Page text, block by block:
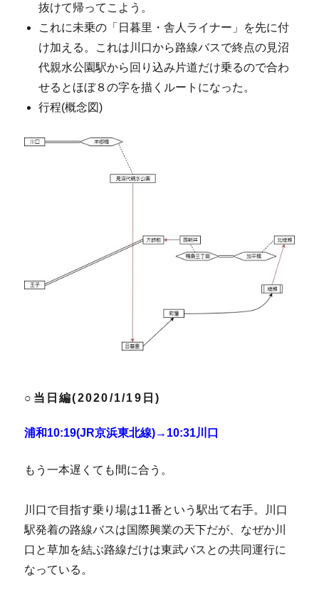
抜けて帰ってこよう。
これに未乗の「日暮里・舎人ライナー」を先に付
け加える。これは川口から路線バスで終点の見沼
代親水公園駅から回り込み片道だけ乗るので合わ
せるとほぼ８の字を描くルートになった。
行程(概念図)
○当日編(2020/1/19日)
浦和10:19(JR京浜東北線)→10:31川口
もう一本遅くても間に合う。
川口で目指す乗り場は11番という駅出て右手。川口
駅発着の路線バスは国際興業の天下だが、なぜか川
口と草加を結ぶ路線だけは東武バスとの共同運行に
なっている。